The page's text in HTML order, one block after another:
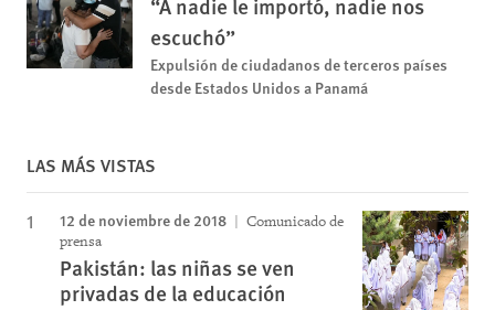
“A nadie le importó, nadie nos
escuchó”
Expulsión de ciudadanos de terceros países
desde Estados Unidos a Panamá
LAS MÁS VISTAS
12 de noviembre de 2018
Comunicado de
prensa
Pakistán: las niñas se ven
privadas de la educación